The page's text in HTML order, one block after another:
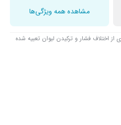
مشاهده همه ویژگی‌ها
اختلاف فشار و ترکیدن لیوان تعبیه شده